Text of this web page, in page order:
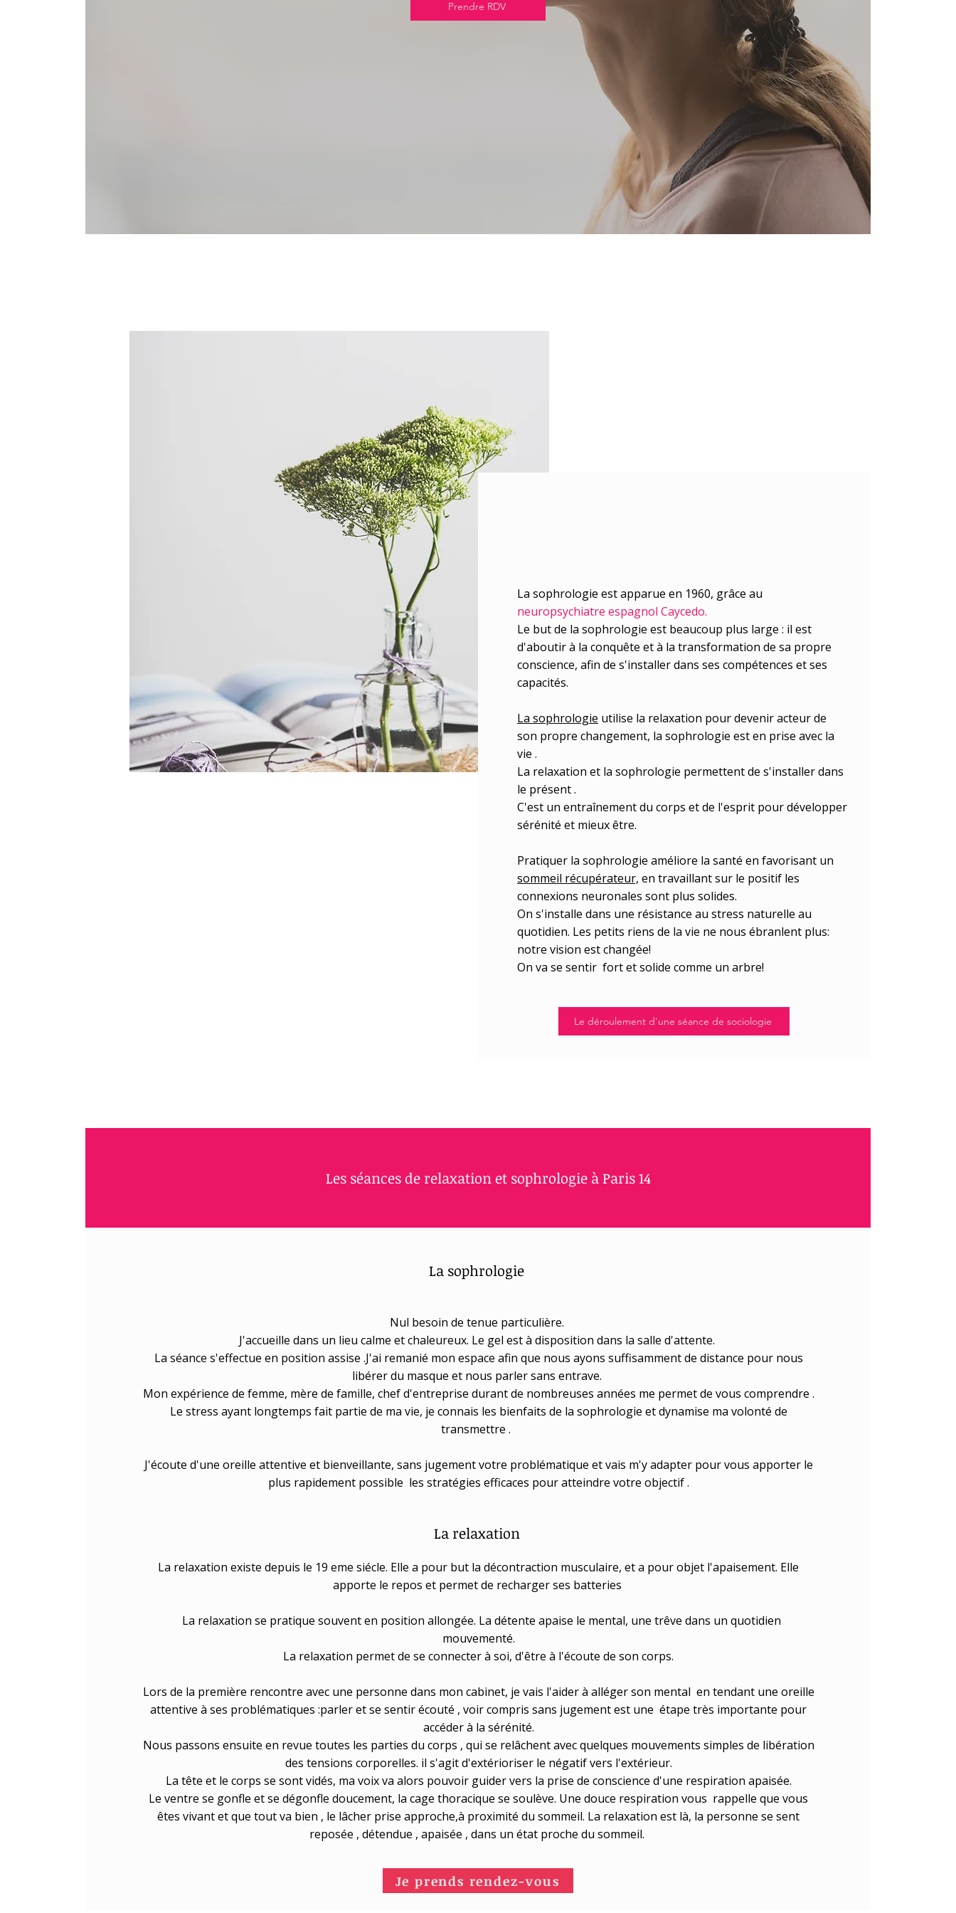
Prendre RDV
La sophrologie est apparue en 1960, grâce au
neuropsychiatre espagnol Caycedo.
Le but de la sophrologie est beaucoup plus large : il est
d'aboutir à la conquête et à la transformation de sa propre
conscience, afin de s'installer dans ses compétences et ses
capacités.
La sophrologie utilise la relaxation pour devenir acteur de
son propre changement, la sophrologie est en prise avec la
vie .
La relaxation et la sophrologie permettent de s'installer dans
le présent .
C'est un entraînement du corps et de l'esprit pour développer
sérénité et mieux être.
Pratiquer la sophrologie améliore la santé en favorisant un
sommeil récupérateur, en travaillant sur le positif les
connexions neuronales sont plus solides.
On s'installe dans une résistance au stress naturelle au
quotidien. Les petits riens de la vie ne nous ébranlent plus:
notre vision est changée!
On va se sentir fort et solide comme un arbre!
Le déroulement d'une séance de sociologie
Les séances de relaxation et sophrologie à Paris 14
La sophrologie
Nul besoin de tenue particulière.
J'accueille dans un lieu calme et chaleureux. Le gel est à disposition dans la salle d'attente.
La séance s'effectue en position assise .J'ai remanié mon espace afin que nous ayons suffisamment de distance pour nous
libérer du masque et nous parler sans entrave.
Mon expérience de femme, mère de famille, chef d'entreprise durant de nombreuses années me permet de vous comprendre .
Le stress ayant longtemps fait partie de ma vie, je connais les bienfaits de la sophrologie et dynamise ma volonté de
transmettre .
J'écoute d'une oreille attentive et bienveillante, sans jugement votre problématique et vais m'y adapter pour vous apporter le
plus rapidement possible les stratégies efficaces pour atteindre votre objectif .
La relaxation
La relaxation existe depuis le 19 eme siécle. Elle a pour but la décontraction musculaire, et a pour objet l'apaisement. Elle
apporte le repos et permet de recharger ses batteries
La relaxation se pratique souvent en position allongée. La détente apaise le mental, une trêve dans un quotidien
mouvementé.
La relaxation permet de se connecter à soi, d'être à l'écoute de son corps.
Lors de la première rencontre avec une personne dans mon cabinet, je vais l'aider à alléger son mental en tendant une oreille
attentive à ses problématiques :parler et se sentir écouté , voir compris sans jugement est une étape très importante pour
accéder à la sérénité.
Nous passons ensuite en revue toutes les parties du corps , qui se relâchent avec quelques mouvements simples de libération
des tensions corporelles. il s'agit d'extérioriser le négatif vers l'extérieur.
La tête et le corps se sont vidés, ma voix va alors pouvoir guider vers la prise de conscience d'une respiration apaisée.
Le ventre se gonfle et se dégonfle doucement, la cage thoracique se soulève. Une douce respiration vous rappelle que vous
êtes vivant et que tout va bien , le lâcher prise approche,à proximité du sommeil. La relaxation est là, la personne se sent
reposée , détendue , apaisée , dans un état proche du sommeil.
Je prends rendez-vous